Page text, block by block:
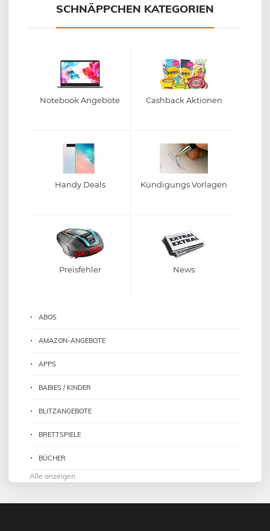
SCHNÄPPCHEN KATEGORIEN
Notebook Angebote Cashback Aktionen
Handy Deals Kündigungs Vorlagen
Preisfehler News
ABOS
AMAZON-ANGEBOTE
APPS
BABIES / KINDER
BLITZANGEBOTE
BRETTSPIELE
BÜCHER
Alle anzeigen